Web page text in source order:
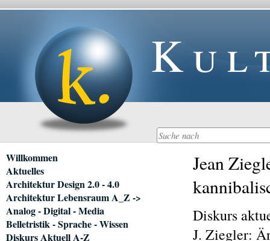
Jean
Diskurs
J. Ziegler:
Navigation
überspringen
Willkommen
Aktuelles
Architektur Design 2.0 - 4.0
Architektur Lebensraum A_Z ->
Analog - Digital - Media
Belletristik - Sprache - Wissen
Diskurs Aktuell A-Z